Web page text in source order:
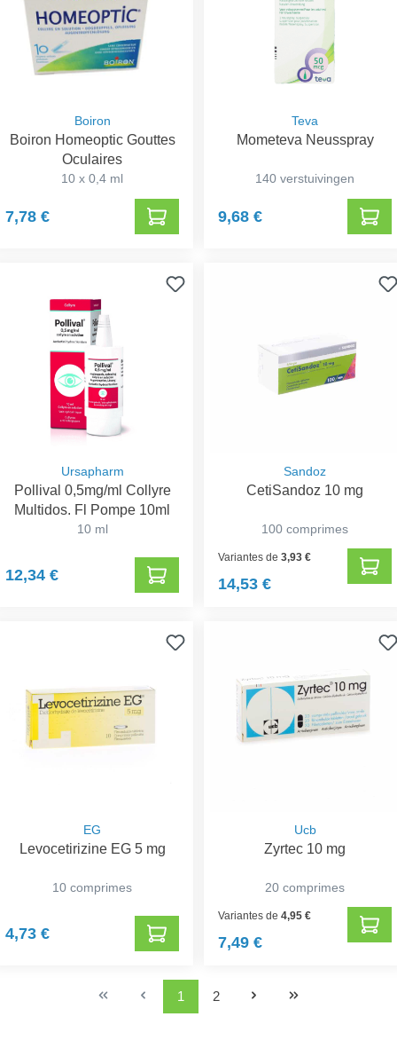
Boiron
Boiron Homeoptic Gouttes
Oculaires
10 x 0,4 ml
7,78 €
Teva
Mometeva Neusspray
140 verstuivingen
9,68 €
Ursapharm
Pollival 0,5mg/ml Collyre
Multidos. Fl Pompe 10ml
10 ml
12,34 €
Sandoz
CetiSandoz 10 mg
100 comprimes
Variantes de3,93 €
14,53 €
EG
Levocetirizine EG 5 mg
10 comprimes
4,73 €
Ucb
Zyrtec 10 mg
20 comprimes
Variantes de4,95 €
7,49 €
1 2